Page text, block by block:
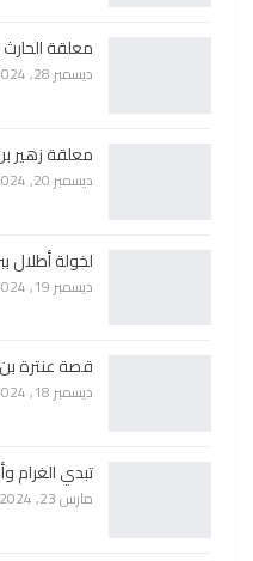
معلقة
ديسمبر 28, 2024
معلقة زهير
ديسمبر 20, 2024
لخولة أطلال
ديسمبر 19, 2024
قصة عنترة
ديسمبر 18, 2024
تبدي
مارس 23, 2024